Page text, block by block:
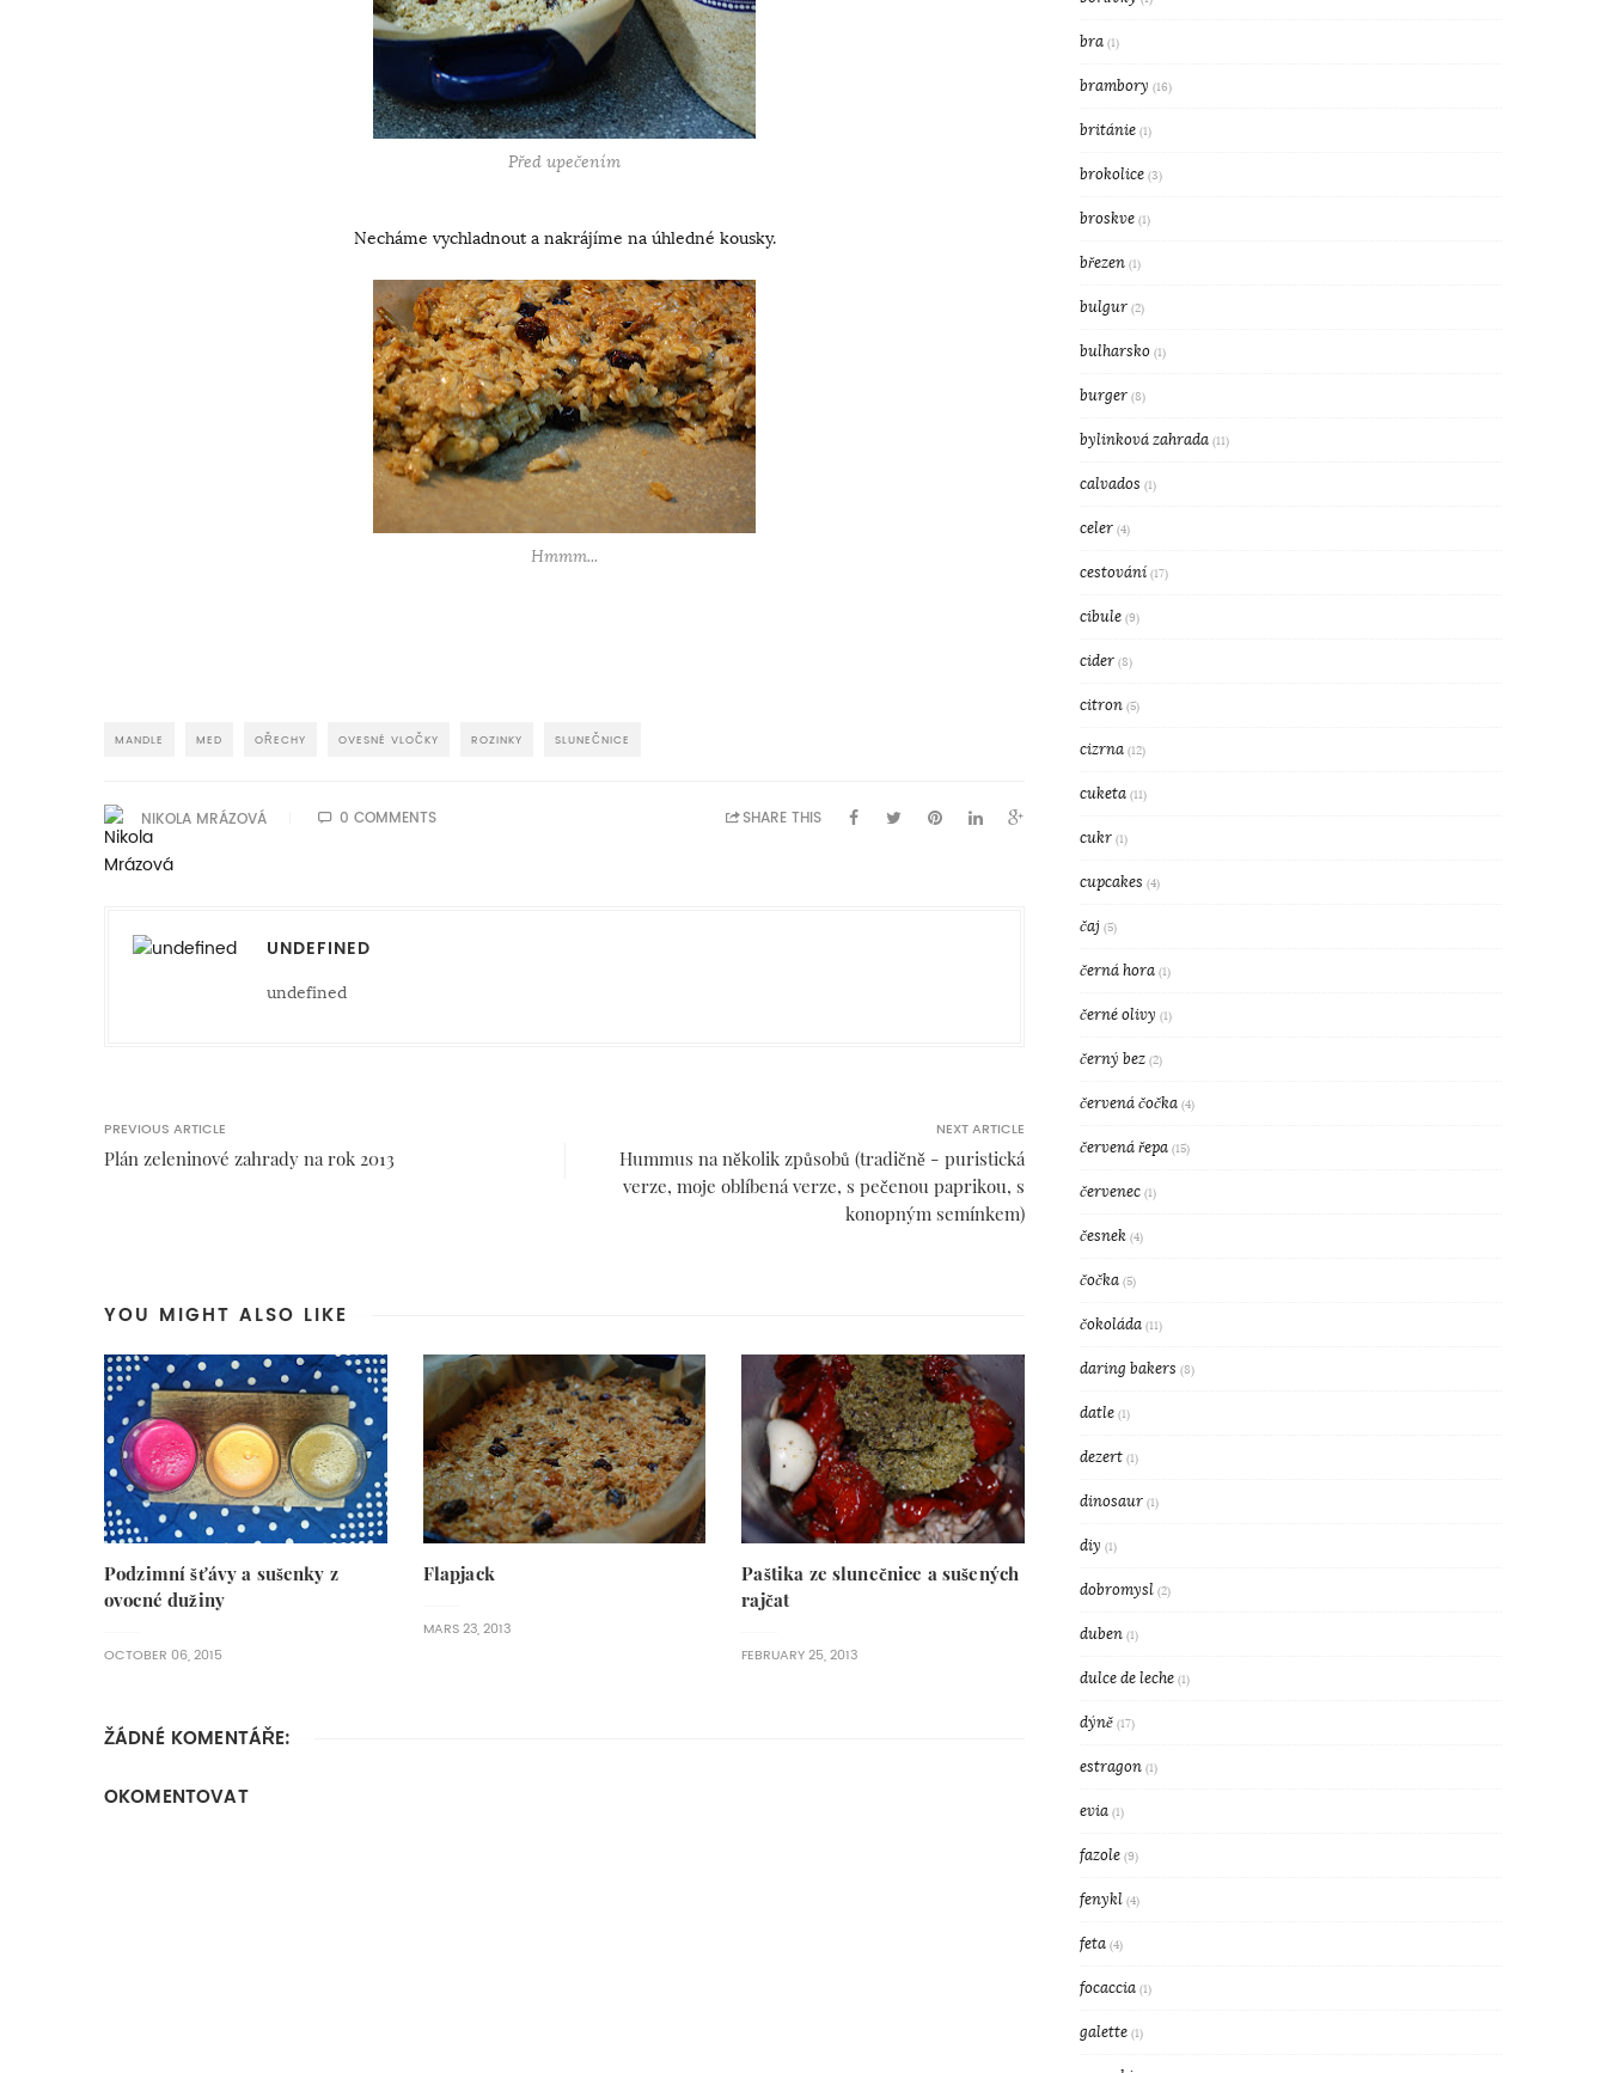
Před upečením
Necháme vychladnout a nakrájíme na úhledné kousky.
Hmmm...
MANDLE MED OŘECHY OVESNÉ VLOČKY ROZINKY SLUNEČNICE
NIKOLA MRÁZOVÁ 0 COMMENTS SHARE THIS
UNDEFINED
undefined
PREVIOUS ARTICLE
Plán zeleninové zahrady na rok 2013
NEXT ARTICLE
Hummus na několik způsobů (tradičně - puristická
verze, moje oblíbená verze, s pečenou paprikou, s
konopným semínkem)
YOU MIGHT ALSO LIKE
Podzimní šťávy a sušenky z
ovocné dužiny
OCTOBER 06, 2015
Flapjack
MARS 23, 2013
Paštika ze slunečnice a sušených
rajčat
FEBRUARY 25, 2013
ŽÁDNÉ KOMENTÁŘE:
OKOMENTOVAT
bra (1)
brambory (16)
británie (1)
brokolice (3)
broskve (1)
březen (1)
bulgur (2)
bulharsko (1)
burger (8)
bylinková zahrada (11)
calvados (1)
celer (4)
cestování (17)
cibule (9)
cider (8)
citron (5)
cizrna (12)
cuketa (11)
cukr (1)
cupcakes (4)
čaj (5)
černá hora (1)
černé olivy (1)
černý bez (2)
červená čočka (4)
červená řepa (15)
červenec (1)
česnek (4)
čočka (5)
čokoláda (11)
daring bakers (8)
datle (1)
dezert (1)
dinosaur (1)
diy (1)
dobromysl (2)
duben (1)
dulce de leche (1)
dýně (17)
estragon (1)
evia (1)
fazole (9)
fenykl (4)
feta (4)
focaccia (1)
galette (1)